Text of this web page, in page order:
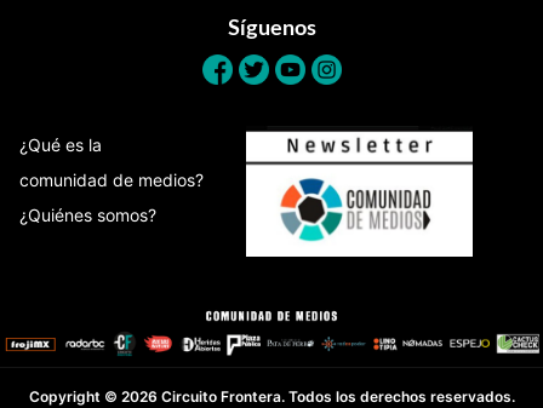
Síguenos
¿Qué es la
comunidad de medios?
¿Quiénes somos?
Copyright © 2026 Circuito Frontera. Todos los derechos reservados.